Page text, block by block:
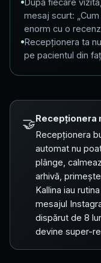
După fiecare
mesaj scurt:
enorm cu o
Recepționera ta
pe pacientul din
🤝Recepționera
Recepționera
automat nu
plânge,
arhivă,
Kallina iau
mesajul
dispărut de 8
devine super-